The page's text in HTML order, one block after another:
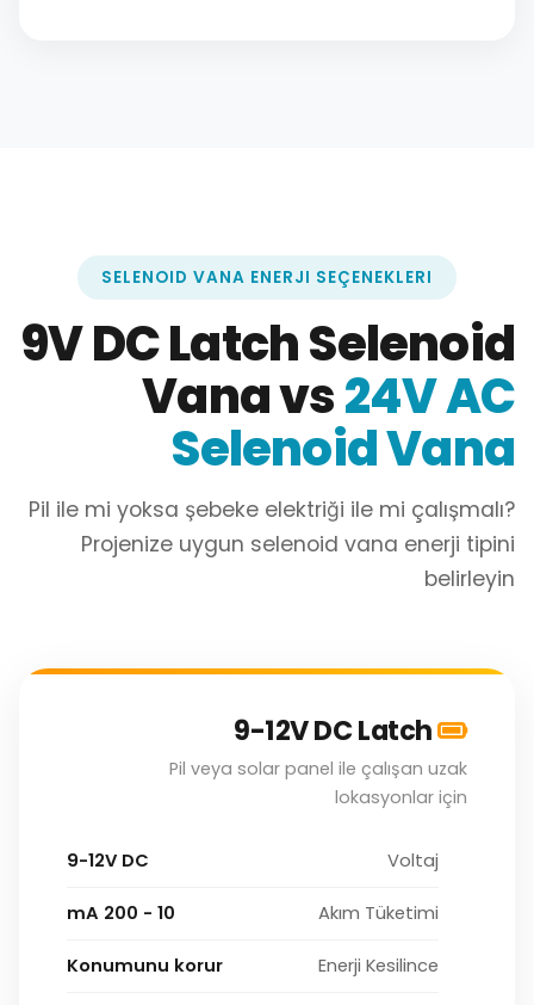
SELENOID VANA ENERJI SEÇENEKLERI
9V DC Latch Selenoid
Vana vs24V AC
Selenoid Vana
Pil ile mi yoksa şebeke elektriği ile mi çalışmalı?
Projenize uygun selenoid vana enerji tipini
belirleyin
9-12V DC Latch
Pil veya solar panel ile çalışan uzak
lokasyonlar için
Voltaj
9-12V DC
Akım Tüketimi
10 - 200 mA
Enerji Kesilince
Konumunu korur